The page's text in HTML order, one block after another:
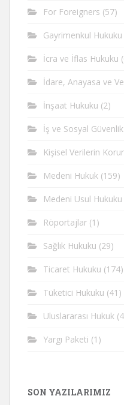
For Foreigners (57)
Gayrimenkul Hukuku
İcra ve İflas Hukuku
İdare, Anayasa ve
İnşaat Hukuku (2)
İş ve Sosyal
Kişisel Verilerin
Medeni Hukuk (159)
Medeni Usul Hukuku
Röportajlar (1)
Sağlık Hukuku (29)
Ticaret Hukuku (174)
Tüketici Hukuku (41)
Uluslararası Hukuk
Yargı Paketi (1)
SON YAZILARIMIZ